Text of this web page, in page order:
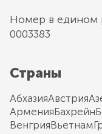
Номер в едином
0003383
Страны
АбхазияАвстрия
АрменияБахрейн
ВенгрияВьетнам